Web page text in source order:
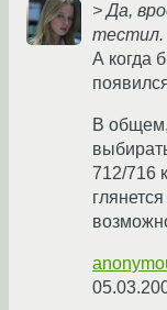
> Да,
тестил.
А когда
В
712/716